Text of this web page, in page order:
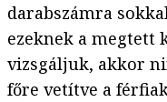
darabszámra
ezeknek a megtett
vizsgáljuk, akkor
főre vetítve a